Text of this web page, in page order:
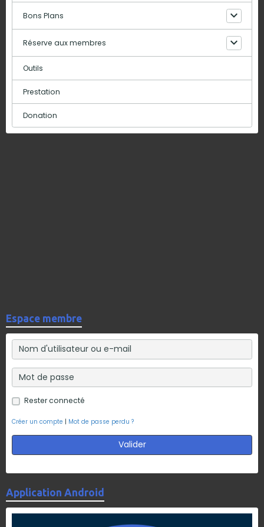
Bons Plans
Réserve aux membres
Outils
Prestation
Donation
Espace membre
Rester connecté
Créer un compte Mot de passe perdu ?
Valider
Application Android